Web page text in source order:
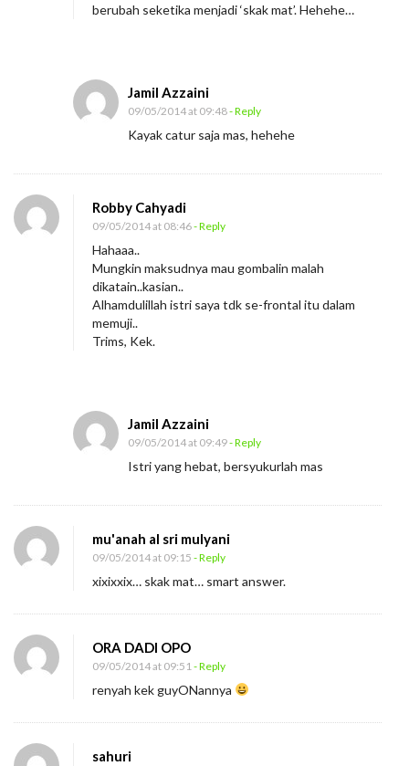
berubah seketika menjadi ‘skak mat’. Hehehe…
Jamil Azzaini
09/05/2014 at 09:48- Reply
Kayak catur saja mas, hehehe
Robby Cahyadi
09/05/2014 at 08:46- Reply
Hahaaa..
Mungkin maksudnya mau gombalin malah
dikatain..kasian..
Alhamdulillah istri saya tdk se-frontal itu dalam
memuji..
Trims, Kek.
Jamil Azzaini
09/05/2014 at 09:49- Reply
Istri yang hebat, bersyukurlah mas
mu'anah al sri mulyani
09/05/2014 at 09:15 - Reply
xixixxix… skak mat… smart answer.
ORA DADI OPO
09/05/2014 at 09:51 - Reply
renyah kek guyONannya
sahuri